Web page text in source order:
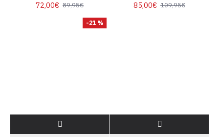
72,00€ 89,95€ 85,00€ 109,95€
-21 %